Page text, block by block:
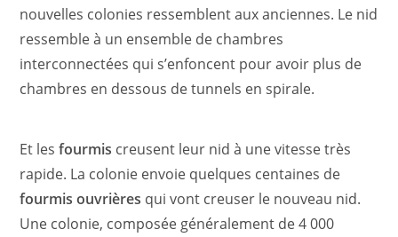
nouvelles colonies ressemblent aux anciennes. Le nid
ressemble à un ensemble de chambres
interconnectées qui s’enfoncent pour avoir plus de
chambres en dessous de tunnels en spirale.
Et lesfourmis creusent leur nid à une vitesse très
rapide. La colonie envoie quelques centaines de
fourmis ouvrières qui vont creuser le nouveau nid.
Une colonie, composée généralement de 4 000